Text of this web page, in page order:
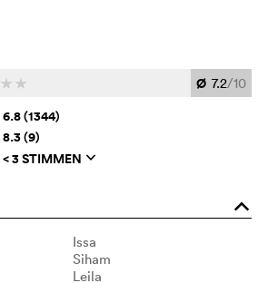
c c Ø 7.2/10
6.8 (1344)
8.3 (9)
< 3 STIMMEN q
o
Issa
Siham
Leila